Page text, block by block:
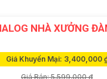
NHÀ XƯỞNG
Giá Khuyến Mại: 3,400,000
Giá Bán: 5,599,000 ₫